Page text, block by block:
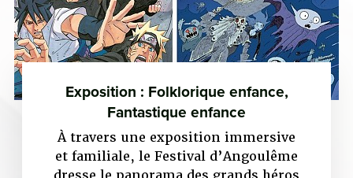
Exposition : Folklorique enfance,
Fantastique enfance
À travers une exposition immersive
et familiale, le Festival d’Angoulême